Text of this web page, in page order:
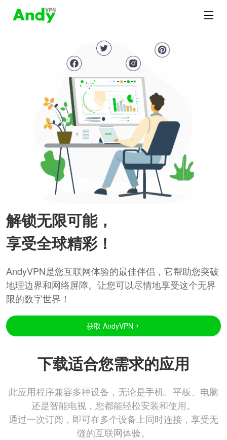
解锁无限可能，
享受全球精彩！
AndyVPN是您互联网体验的最佳伴侣，它帮助您突破
地理边界和网络屏障。让您可以尽情地享受这个无界
限的数字世界！
获取 AndyVPN
下载适合您需求的应用
此应用程序兼容多种设备，无论是手机、平板、电脑
还是智能电视，您都能轻松安装和使用。
通过一次订阅，即可在多个设备上同时连接，享受无
缝的互联网体验。